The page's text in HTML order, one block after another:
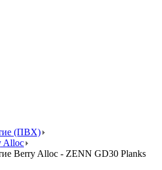
(ПВХ)
Alloc
Berry Alloc - ZENN GD30 Planks